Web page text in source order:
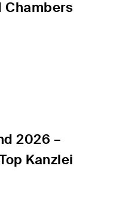
Chambers
2026 –
Kanzlei